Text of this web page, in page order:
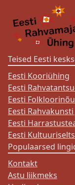
Teised Eesti
Eesti Kooriühing
Eesti
Eesti
Eesti
Eesti
Eesti
Populaarsed
Kontakt
Astu liikmeks